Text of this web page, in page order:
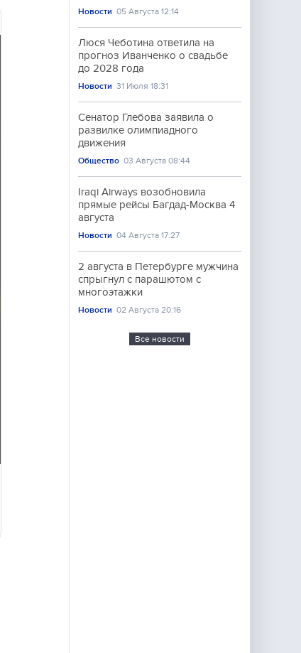
Новости 05 Августа 12:14
Люся Чеботина ответила на
прогноз Иванченко о свадьбе
до 2028 года
Новости 31 Июля 18:31
Сенатор Глебова заявила о
развилке олимпиадного
движения
Общество 03 Августа 08:44
Iraqi Airways возобновила
прямые рейсы Багдад-Москва 4
августа
Новости 04 Августа 17:27
2 августа в Петербурге мужчина
спрыгнул с парашютом с
многоэтажки
Новости 02 Августа 20:16
Все новости